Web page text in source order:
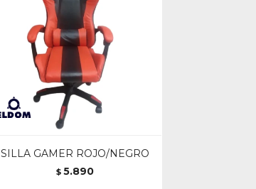
SILLA GAMER ROJO/NEGRO
$ 5.890